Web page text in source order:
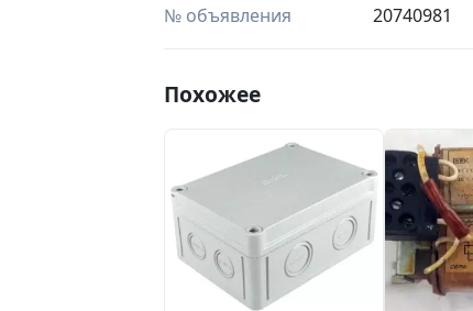
№ объявления
20740981
Похожее